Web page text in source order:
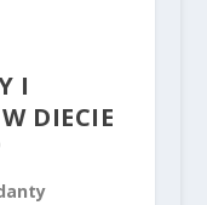
I
DIECIE